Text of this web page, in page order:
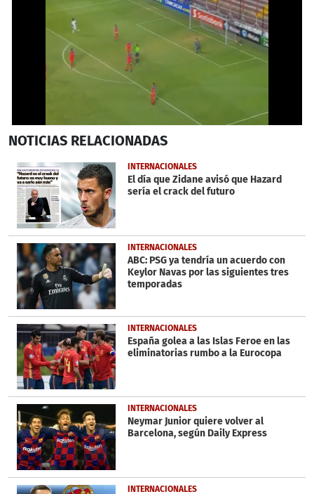
of
minute,
14
seconds
NOTICIAS RELACIONADAS
INTERNACIONALES
El día que Zidane avisó que Hazard
sería el crack del futuro
INTERNACIONALES
ABC: PSG ya tendría un acuerdo con
Keylor Navas por las siguientes tres
temporadas
INTERNACIONALES
España golea a las Islas Feroe en las
eliminatorias rumbo a la Eurocopa
INTERNACIONALES
Neymar Junior quiere volver al
Barcelona, según Daily Express
INTERNACIONALES